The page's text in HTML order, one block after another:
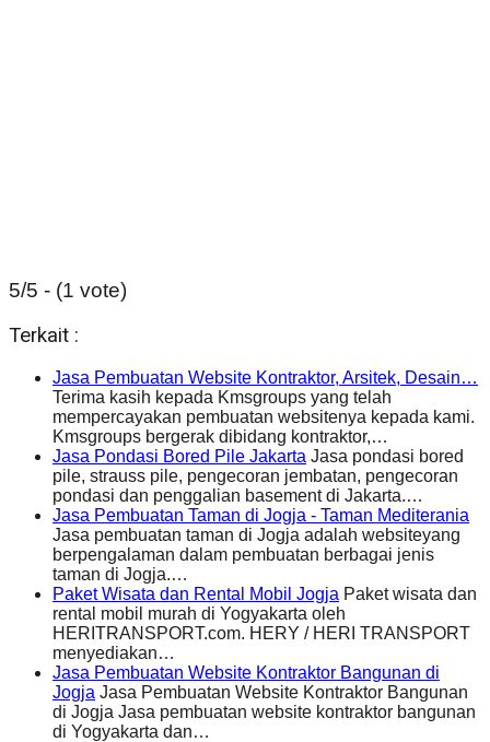
5/5 - (1 vote)
Terkait :
Jasa Pembuatan Website Kontraktor, Arsitek, Desain…
Terima kasih kepada Kmsgroups yang telah
mempercayakan pembuatan websitenya kepada kami.
Kmsgroups bergerak dibidang kontraktor,…
Jasa Pondasi Bored Pile Jakarta Jasa pondasi bored
pile, strauss pile, pengecoran jembatan, pengecoran
pondasi dan penggalian basement di Jakarta.…
Jasa Pembuatan Taman di Jogja - Taman Mediterania
Jasa pembuatan taman di Jogja adalah websiteyang
berpengalaman dalam pembuatan berbagai jenis
taman di Jogja.…
Paket Wisata dan Rental Mobil Jogja Paket wisata dan
rental mobil murah di Yogyakarta oleh
HERITRANSPORT.com. HERY / HERI TRANSPORT
menyediakan…
Jasa Pembuatan Website Kontraktor Bangunan di
Jogja Jasa Pembuatan Website Kontraktor Bangunan
di Jogja Jasa pembuatan website kontraktor bangunan
di Yogyakarta dan…